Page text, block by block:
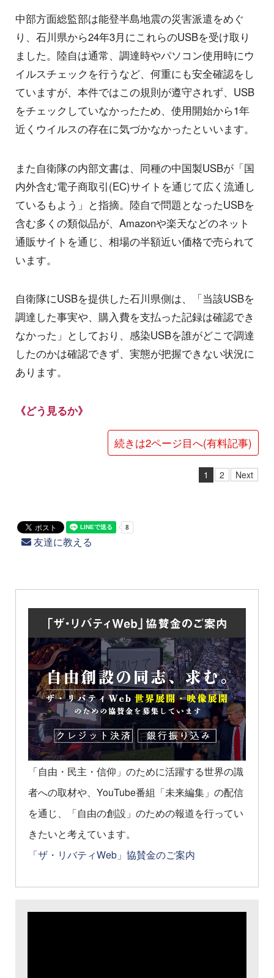
中部方面総監部は能登半島地震の災害派遣をめぐ
り、石川県から24年3月にこれらのUSBを受け取り
ました。陸自は通常、調達時やパソコン使用時にウ
イルスチェックを行うなど、何重にも安全確認をし
ていますが、本件ではこの規則が遵守されず、USB
をチェックしていなかったため、使用開始から1年
近くウイルスの存在に気づかなかったといいます。
また自衛隊の内部文書は、同種の中国製USBが「国
内外含む電子商取引(EC)サイトを通じて広く流通し
ているもよう」と指摘。陸自で問題となったUSBを
含む多くの類似品が、Amazonや楽天などのネット
通販サイトを通じ、相場の半額近い価格で売られて
います。
自衛隊にUSBを提供した石川県側は、「当該USBを
調達した事実や、購入費を支払った記録は確認でき
なかった」としており、感染USBを誰がどこで調達
したのかは確認できず、実態が把握できない状況に
あります。
《どう見るか》
続きは2ページ目へ(有料記事)
1 2 Next
友達に教える
「自由・民主・信仰」のために活躍する世界の識
者への取材や、YouTube番組「未来編集」の配信
を通じ、「自由の創設」のための報道を行ってい
きたいと考えています。
「ザ・リバティWeb」協賛金のご案内